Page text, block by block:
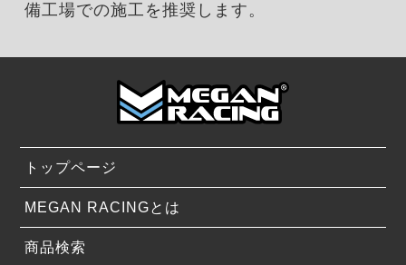
備工場での施工を推奨します。
トップページ
MEGAN RACINGとは
商品検索